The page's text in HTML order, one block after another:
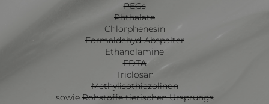
PEGs
Phthalate
Chlorphenesin
Formaldehyd-Abspalter
Ethanolamine
EDTA
Triclosan
Methylisothiazolinon
sowieRohstoffe tierischen Ursprungs